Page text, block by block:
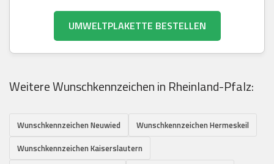
UMWELTPLAKETTE BESTELLEN
Weitere Wunschkennzeichen in Rheinland-Pfalz:
Wunschkennzeichen Neuwied
Wunschkennzeichen Hermeskeil
Wunschkennzeichen Kaiserslautern